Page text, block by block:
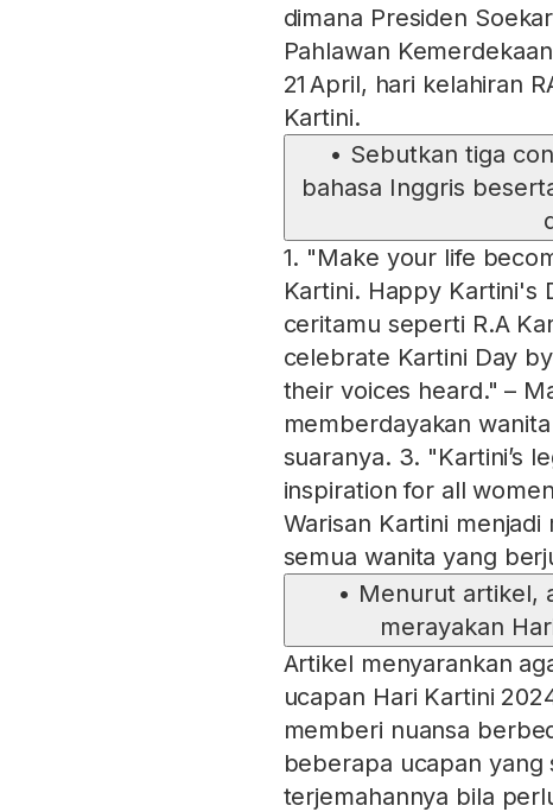
dimana Presiden
Pahlawan
21 April, hari kelahiran
Kartini.
• Sebutkan tiga
bahasa Inggris
1. "Make your life
Kartini. Happy Kartini's
ceritamu seperti R.A
celebrate Kartini Day
their voices heard." –
memberdayakan
suaranya. 3. "Kartini’s
inspiration for all
Warisan Kartini
semua wanita yang
• Menurut artikel,
merayakan
Artikel menyarankan
ucapan Hari Kartini
memberi nuansa
beberapa ucapan yang
terjemahannya bila